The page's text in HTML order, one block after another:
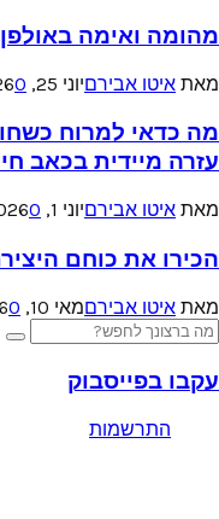
מהומה ואימה
מאת איטו אבירםיוני 25, 2026 0
מה כדאי למרוח
עזרה מיידית בכאב
מאת איטו אבירםיוני 1, 2026 0
הכירו את כוחם
מאת איטו אבירםמאי 10, 2026
0
Search
for:
עקבו בפייסבוק
התרשמות